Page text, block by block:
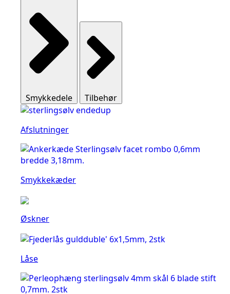
Smykkedele Tilbehør
Afslutninger
Smykkekæder
Øskner
Låse